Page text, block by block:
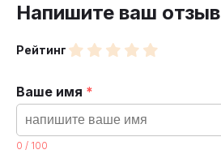
Напишите ваш отзыв
Рейтинг
Ваше имя *
0 / 100